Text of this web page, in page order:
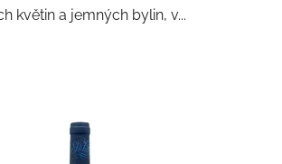
květin a jemných bylin, v...